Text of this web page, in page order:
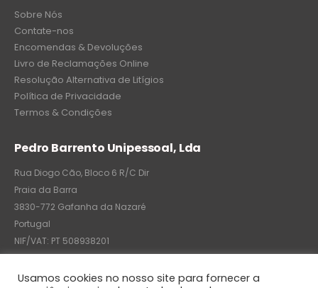
Sobre Nós
Contate-nos
Encomendas & Devoluções
Livro de Reclamações Online
Resolução Alternativa de Litígios
Política de Privacidade
Termos & Condições
Pedro Barrento Unipessoal, Lda
Rua Diogo Cão, Bloco 6 R/C Dir
Praia da Barra
3830-772 Gafanha da Nazaré
Portugal
NIF/VAT: PT 508938201
C.R.C.: 7004-8522-6075
Usamos cookies no nosso site para fornecer a